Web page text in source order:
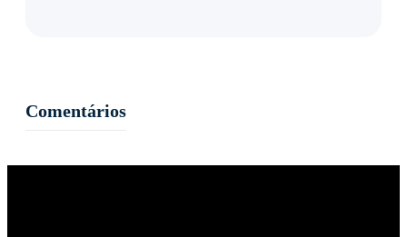
Comentários